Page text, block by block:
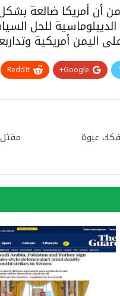
أن أمريكا ضالعة
للحل
اليمن أمريكية
Google+
ReddIt
عبوة